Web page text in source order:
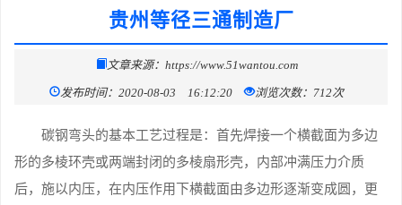
贵州等径三通制造厂
文章来源：https://www.51wantou.com
发布时间：2020-08-03 16:12:20 浏览次数：712次
碳钢弯头的基本工艺过程是：首先焊接一个横截面为多边
形的多棱环壳或两端封闭的多棱扇形壳，内部冲满压力介质
后，施以内压，在内压作用下横截面由多边形逐渐变成圆，更